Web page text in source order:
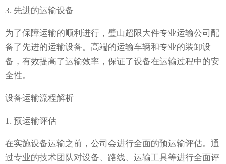
3. 先进的运输设备
为了保障运输的顺利进行，璧山超限大件专业运输公司配
备了先进的运输设备。高端的运输车辆和专业的装卸设
备，有效提高了运输效率，保证了设备在运输过程中的安
全性。
设备运输流程解析
1. 预运输评估
在实施设备运输之前，公司会进行全面的预运输评估。通
过专业的技术团队对设备、路线、运输工具等进行全面评